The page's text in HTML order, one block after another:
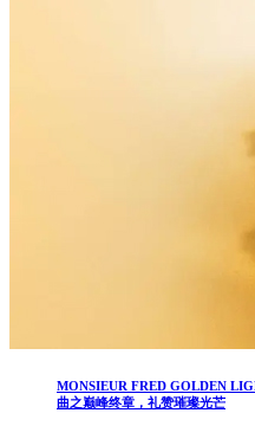
MONSIEUR FRED GOLDEN
曲之巅峰终章，礼赞璀璨光芒